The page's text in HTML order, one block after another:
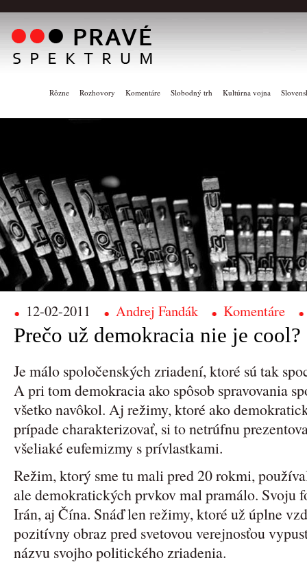
Rôzne Rozhovory Komentáre Slobodný trh Kultúrna vojna
12-02-2011 Andrej Fandák Komentáre
Prečo už demokracia nie je cool?
Je málo spoločenských zriadení, ktoré sú tak
A pri tom demokracia ako spôsob spravovania
všetko navôkol. Aj režimy, ktoré ako
prípade charakterizovať, si to netrúfnu
všeliaké eufemizmy s prívlastkami.
Režim, ktorý sme tu mali pred 20 rokmi,
ale demokratických prvkov mal pramálo. Svoju
Irán, aj Čína. Snáď len režimy, ktoré už úplne
pozitívny obraz pred svetovou verejnosťou
názvu svojho politického zriadenia.